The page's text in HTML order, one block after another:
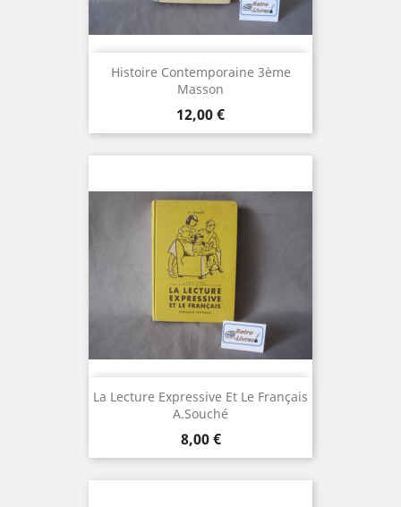
Histoire Contemporaine 3ème
Masson
Prix
12,00 €
La Lecture Expressive Et Le Français
A.Souché
Prix
8,00 €